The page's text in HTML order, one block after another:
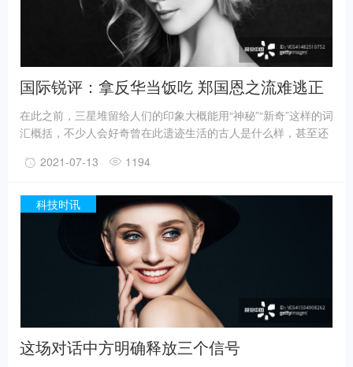
国际锐评：拿反华当饭吃 郑国恩之流难逃正
义的清算
在此之前，三星堆留给人们的印象大概能用“神秘”“新奇”这样的词
汇概括，不少人会好奇曾在此遗迹生活的古人是什么样，甚至还
一定程度上回答了一些问题。
祀坑”。2019年11月至2020年5月，考古人员新发现6座三星堆文
据国家文物局消息，目前，3、4、5、6号坑内已发掘至器物层，
7号和8号坑正在发掘坑内填土，现已出土金面具残片、鸟型金饰
片、金箔、眼部有彩绘铜头像、巨青铜面具、青铜神树、象牙、
精美牙雕残件、玉琮、玉石器等重要文物500余件。
2021-07-13 1194
科技时讯
这场对话中方明确释放三个信号